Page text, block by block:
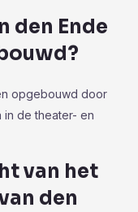
den Ende
opgebouwd door
de theater- en
van het
den